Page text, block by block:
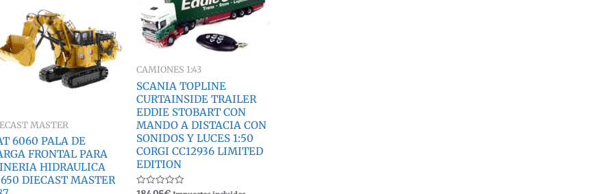
MASTER
6060 PALA DE
FRONTAL PARA
HIDRAULICA
DIECAST MASTER
CAMIONES 1:43
SCANIA TOPLINE
CURTAINSIDE TRAILER
EDDIE STOBART CON
MANDO A DISTACIA CON
SONIDOS Y LUCES 1:50
CORGI CC12936 LIMITED
EDITION